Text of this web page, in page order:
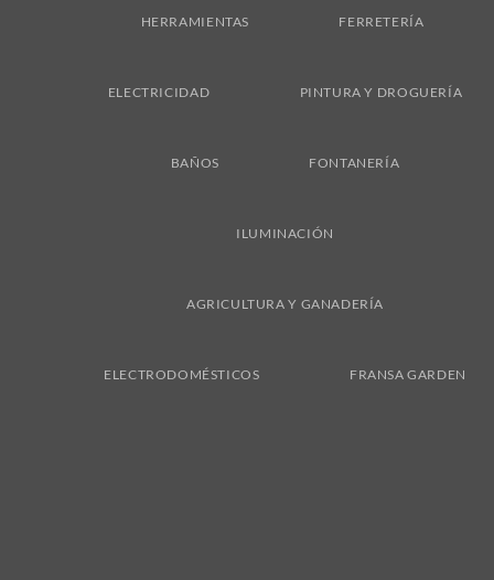
HERRAMIENTAS FERRETERÍA
ELECTRICIDAD PINTURA Y DROGUERÍA
BAÑOS FONTANERÍA
ILUMINACIÓN
AGRICULTURA Y GANADERÍA
ELECTRODOMÉSTICOS FRANSA GARDEN